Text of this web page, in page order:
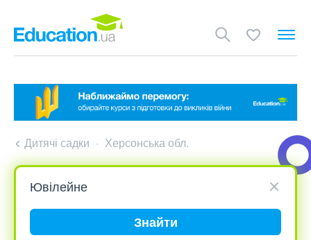
Дитячі садки Херсонська обл.
Знайти